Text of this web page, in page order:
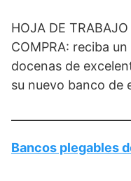
HOJA DE
COMPRA: reciba
docenas de
su nuevo banco de
Bancos plegables